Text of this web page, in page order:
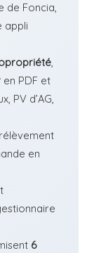
de Foncia,
appli
,
en PDF et
PV d’AG,
en
6